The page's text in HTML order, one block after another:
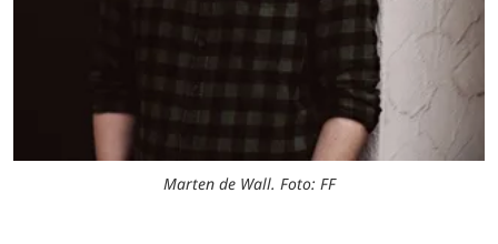
Marten de Wall. Foto: FF